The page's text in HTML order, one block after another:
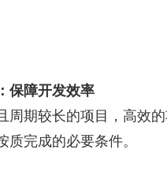
保障开发效率
周期较长的项目，高效
完成的必要条件。